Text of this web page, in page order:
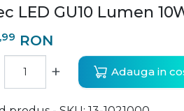
LED GU10 Lumen
,99 RON
+ Adauga in